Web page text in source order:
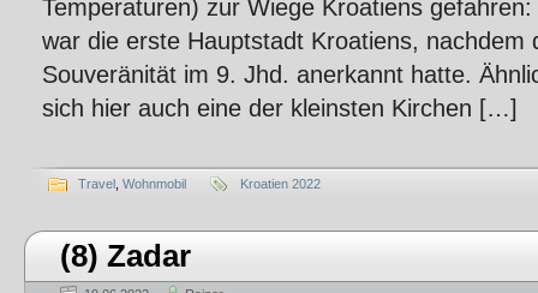
Temperaturen) zur Wiege Kroatiens
war die erste Hauptstadt Kroatiens, nachdem
Souveränität im 9. Jhd. anerkannt hatte.
sich hier auch eine der kleinsten Kirchen […]
Travel Wohnmobil Kroatien 2022
(8) Zadar